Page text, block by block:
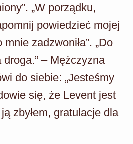
„W porządku,
powiedzieć mojej
zadzwoniła”. „Do
droga.” – Mężczyzna
do siebie: „Jesteśmy
się, że Levent jest
zbyłem, gratulacje dla